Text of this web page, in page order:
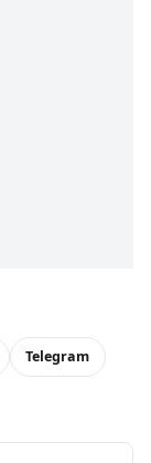
Telegram